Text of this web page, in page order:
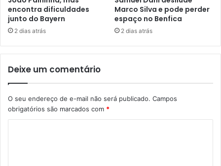
encontra dificuldades
junto do Bayern
2 dias atrás
Marco Silva e pode perder
espaço no Benfica
2 dias atrás
Deixe um comentário
O seu endereço de e-mail não será publicado. Campos
obrigatórios são marcados com *